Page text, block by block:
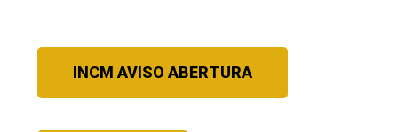
INCM AVISO ABERTURA